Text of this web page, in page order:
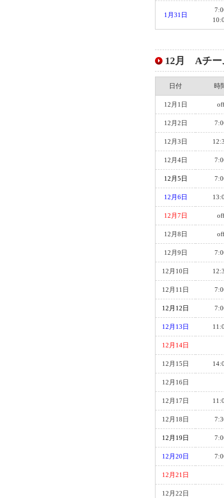
1月31日
12月 Aチー
日付 時
12月1日 off
12月2日
12月3日
12月4日
12月5日
12月6日
12月7日 off
12月8日 off
12月9日
12月10日
12月11日
12月12日
12月13日
12月14日
12月15日
12月16日
12月17日
12月18日
12月19日
12月20日
12月21日
12月22日